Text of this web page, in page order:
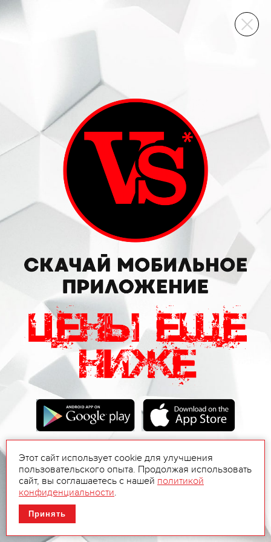
ВИННЫЙ СКЛАД
Этот сайт использует cookie для улучшения
пользовательского опыта. Продолжая использовать
сайт, вы соглашаетесь с нашей политикой
конфиденциальности.
Принять